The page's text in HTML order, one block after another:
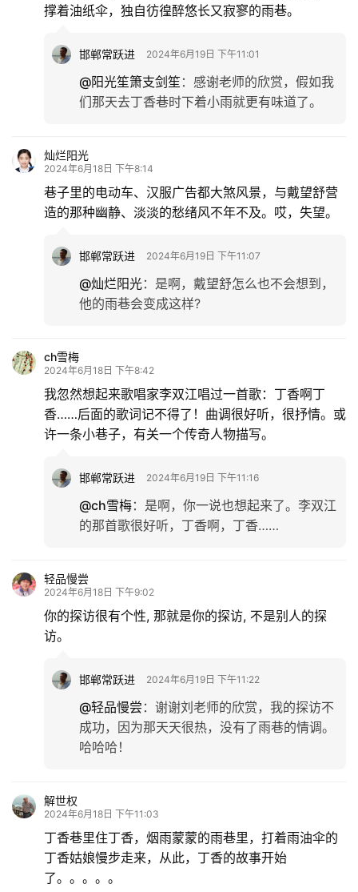
撑着油纸伞，独自彷徨醉悠长又寂寥的雨巷。
邯郸常跃进 2024年6月19日 下午11:01
@阳光笙箫支剑笙 ： 感谢老师的欣赏，假如我
们那天去丁香巷时下着小雨就更有味道了。
灿烂阳光
2024年6月18日 下午8:14
巷子里的电动车、汉服广告都大煞风景，与戴望舒营
造的那种幽静、淡淡的愁绪风不年不及。哎，失望。
邯郸常跃进 2024年6月19日 下午11:07
@灿烂阳光： 是啊，戴望舒怎么也不会想到，
他的雨巷会变成这样?
ch雪梅
2024年6月18日 下午8:42
我忽然想起来歌唱家李双江唱过一首歌：丁香啊丁
香……后面的歌词记不得了！曲调很好听，很抒情。或
许一条小巷子，有关一个传奇人物描写。
邯郸常跃进 2024年6月19日 下午11:16
@ch雪梅： 是啊，你一说也想起来了。李双江
的那首歌很好听，丁香啊，丁香……
轻品慢尝
2024年6月18日 下午9:02
你的探访很有个性, 那就是你的探访, 不是别人的探
访。
邯郸常跃进 2024年6月19日 下午11:22
@轻品慢尝 ： 谢谢刘老师的欣赏，我的探访不
成功，因为那天天很热，没有了雨巷的情调。
哈哈哈！
解世权
2024年6月18日 下午11:03
丁香巷里住丁香，烟雨蒙蒙的雨巷里，打着雨油伞的
丁香姑娘慢步走来，从此，丁香的故事开始
了。。。。。